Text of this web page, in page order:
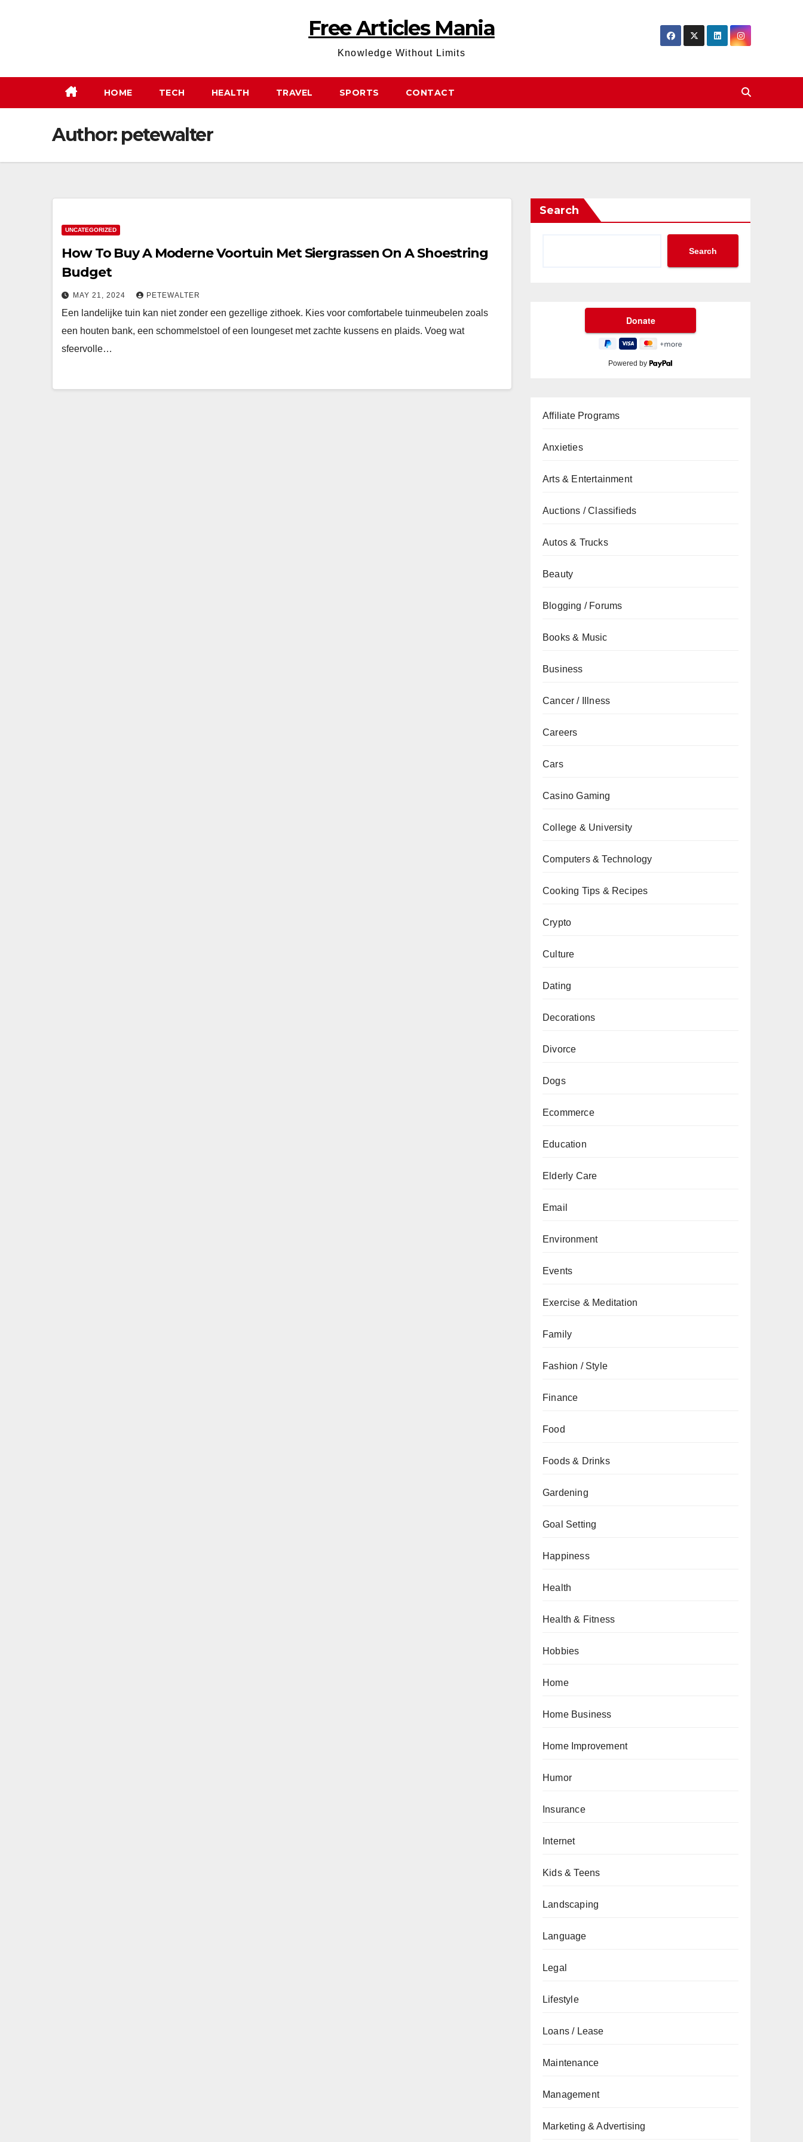
Free Articles Mania
Knowledge Without Limits
HOME TECH HEALTH TRAVEL SPORTS CONTACT
Author: petewalter
UNCATEGORIZED
How To Buy A Moderne Voortuin Met Siergrassen On A Shoestring
Budget
MAY 21, 2024 PETEWALTER
Een landelijke tuin kan niet zonder een gezellige zithoek. Kies voor comfortabele tuinmeubelen zoals
een houten bank, een schommelstoel of een loungeset met zachte kussens en plaids. Voeg wat
sfeervolle…
Search
Search
Powered by
Affiliate Programs
Anxieties
Arts & Entertainment
Auctions / Classifieds
Autos & Trucks
Beauty
Blogging / Forums
Books & Music
Business
Cancer / Illness
Careers
Cars
Casino Gaming
College & University
Computers & Technology
Cooking Tips & Recipes
Crypto
Culture
Dating
Decorations
Divorce
Dogs
Ecommerce
Education
Elderly Care
Email
Environment
Events
Exercise & Meditation
Family
Fashion / Style
Finance
Food
Foods & Drinks
Gardening
Goal Setting
Happiness
Health
Health & Fitness
Hobbies
Home
Home Business
Home Improvement
Humor
Insurance
Internet
Kids & Teens
Landscaping
Language
Legal
Lifestyle
Loans / Lease
Maintenance
Management
Marketing & Advertising